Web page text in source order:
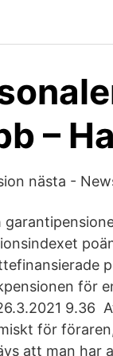
–
nästa -
för
9.36
för
att man har